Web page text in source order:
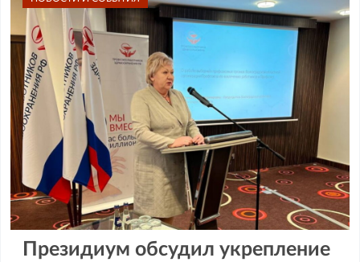
Президиум обсудил укрепление